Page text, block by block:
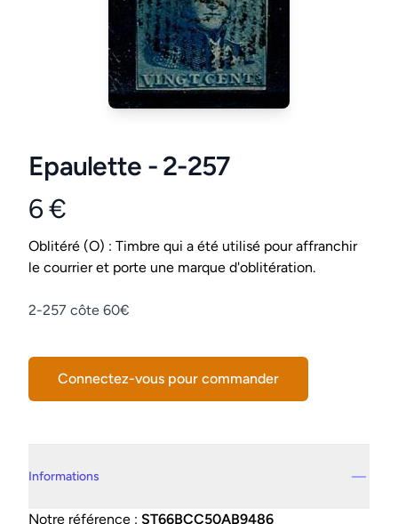
Epaulette - 2-257
Product information
6 €
Conditions
Oblitéré (O) : Timbre qui a été utilisé pour affranchir
le courrier et porte une marque d'oblitération.
Description
2-257 côte 60€
Connectez-vous pour commander
Informations
Notre référence : ST66BCC50AB9486